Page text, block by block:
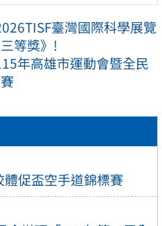
促盃空手道錦標賽
臺灣國際科學展覽
等獎》!
年高雄市運動會暨全民